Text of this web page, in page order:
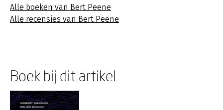
Alle boeken van Bert Peene
Alle recensies van Bert Peene
Boek bij dit artikel